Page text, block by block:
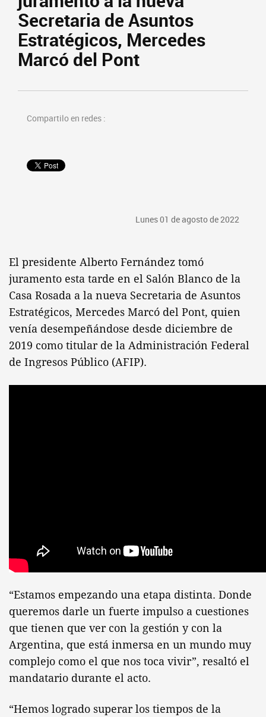
Secretaria de Asuntos
Estratégicos, Mercedes
Marcó del Pont
Compartilo en redes :
Lunes 01 de agosto de 2022
El presidente Alberto Fernández tomó
juramento esta tarde en el Salón Blanco de la
Casa Rosada a la nueva Secretaria de Asuntos
Estratégicos, Mercedes Marcó del Pont, quien
venía desempeñándose desde diciembre de
2019 como titular de la Administración Federal
de Ingresos Público (AFIP).
“Estamos empezando una etapa distinta. Donde
queremos darle un fuerte impulso a cuestiones
que tienen que ver con la gestión y con la
Argentina, que está inmersa en un mundo muy
complejo como el que nos toca vivir”, resaltó el
mandatario durante el acto.
“Hemos logrado superar los tiempos de la